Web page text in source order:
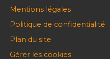
Mentions légales
Politique de confidentialité
Plan du site
Gérer les cookies